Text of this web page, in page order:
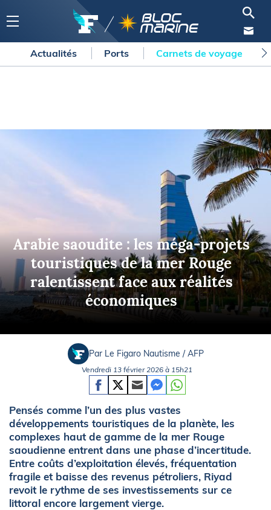
Actualités Ports Carnets de voyage
Arabie saoudite : les méga-projets
touristiques de la mer Rouge
ralentissent face aux réalités
économiques
Par Le Figaro Nautisme / AFP
Vendredi 13 février 2026 à 15h21
Pensés comme l’un des plus vastes
développements touristiques de la planète, les
complexes haut de gamme de la mer Rouge
saoudienne entrent dans une phase d’incertitude.
Entre coûts d’exploitation élevés, fréquentation
fragile et baisse des revenus pétroliers, Riyad
revoit le rythme de ses investissements sur ce
littoral encore largement vierge.